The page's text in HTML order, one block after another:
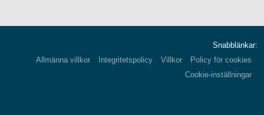
Snabblänkar:
Allmänna villkor
Integritetspolicy Villkor
Policy för cookies
Cookie-inställningar